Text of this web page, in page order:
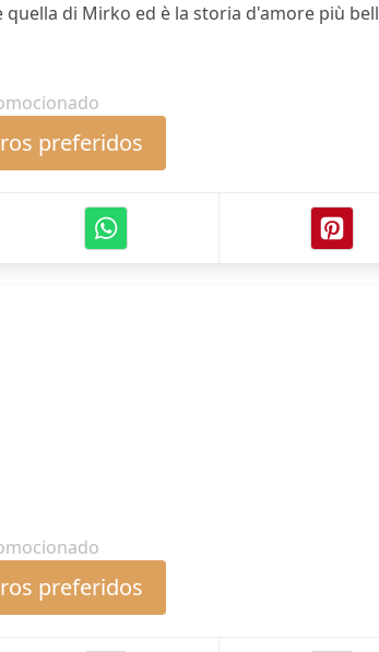
di Mirko ed è la storia d'amore più
preferidos
preferidos